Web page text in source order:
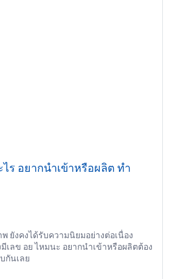
ไร อยากนำเข้าหรือผลิต ทำ
ยังคงได้รับความนิยมอย่างต่อเนื่อง
เลข อย ไหมนะ อยากนำเข้าหรือผลิตต้อง
กันเลย